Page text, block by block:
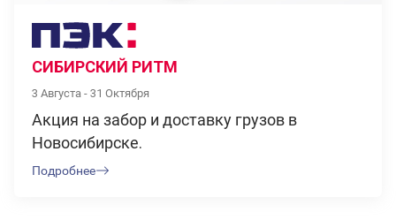
СИБИРСКИЙ РИТМ
3 Августа - 31 Октября
Акция на забор и доставку грузов в
Новосибирске.
Подробнее